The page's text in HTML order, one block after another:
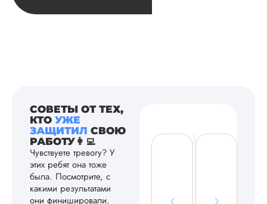
СОВЕТЫ ОТ ТЕХ,
КТО УЖЕ
ЗАЩИТИЛ СВОЮ
РАБОТУ👩‍💻
Чувствуете тревогу? У
этих ребят она тоже
была. Посмотрите, с
какими результатами
они финишировали.